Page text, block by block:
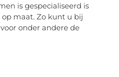
is gespecialiseerd is
maat. Zo kunt u bij
onder andere de